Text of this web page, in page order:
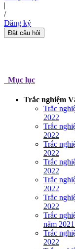
|
/
Đăng ký
Đặt câu hỏi
Mục lục
Trắc nghiệm
Trắc
2022
Trắc
2022
Trắc
2022
Trắc
2022
Trắc
2022
Trắc
2022
Trắc
năm
Trắc
2022